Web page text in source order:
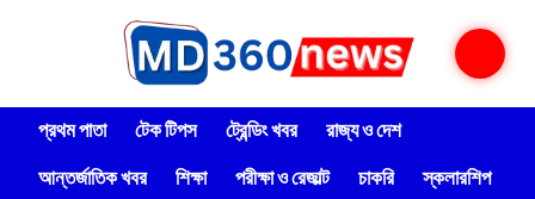
প্রথম পাতা টেক টিপস ট্রেন্ডিং খবর
রাজ্য ও দেশ
আন্তর্জাতিক খবর
শিক্ষা পরীক্ষা ও রেজাল্ট চাকরি
স্কলারশিপ